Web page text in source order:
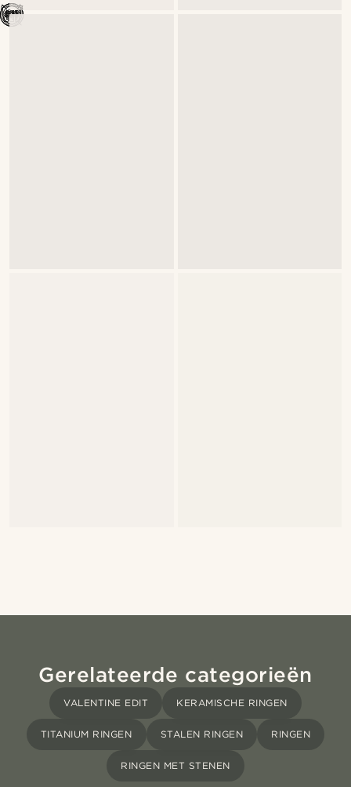
Gerelateerde categorieën
VALENTINE EDIT KERAMISCHE RINGEN
TITANIUM RINGEN STALEN RINGEN RINGEN
RINGEN MET STENEN